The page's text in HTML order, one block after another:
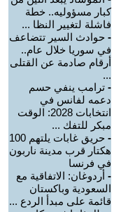
كبار مسؤوليه.. خطة
فاشلة لتغيير النظا ...
- حوادث السير تتضاعف
في سوريا خلال عام..
أرقام صادمة عن القتلى
...
- ترامب ينفي حسم
دعمه لفانس في
انتخابات 2028: الوقت
مبكر للتفك ...
-
حريق غابات يلتهم 100
هكتار قرب مدينة ناربون
في فرنسا
- أردوغان: الاتفاقية مع
السعودية وباكستان
قائمة على مبدأ الردع ...